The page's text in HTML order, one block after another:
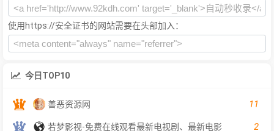
使用https://安全证书的网站需要在头部加入：
今日TOP10
善恶资源网 11
若梦影视-免费在线观看最新电视剧、最新电影 2